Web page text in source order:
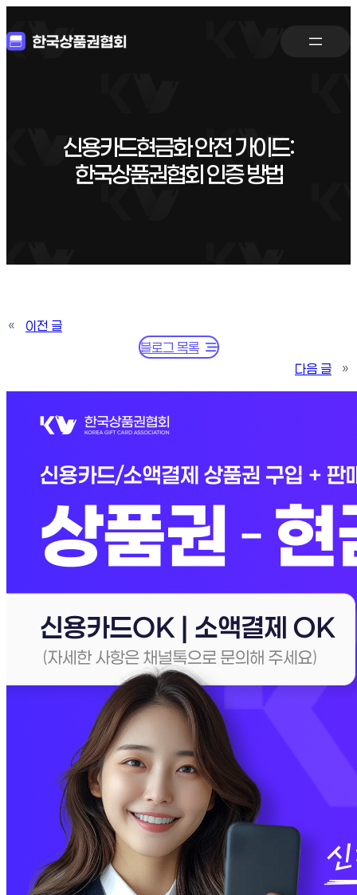
신용카드현금화 안전 가이드:
한국상품권협회 인증 방법
«
이전 글
블로그 목록
다음 글
»